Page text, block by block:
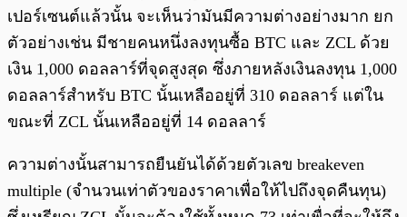
เปอร์เซนต์แล้วนั้น จะเห็นว่ามันมีความต่างอย่างมาก ยก
ตัวอย่างเช่น มีชายคนหนึ่งลงทุนซื้อ BTC และ ZCL ด้วย
เงิน 1,000 ดอลลาร์ที่จุดสูงสุด ซึ่งภายหลังเงินลงทุน 1,000
ดอลลาร์สำหรับ BTC นั้นเหลืออยู่ที่ 310 ดอลลาร์ แต่ใน
ขณะที่ ZCL นั้นเหลืออยู่ที่ 14 ดอลลาร์
ความต่างนั้นสามารถยืนยันได้ด้วยตัวเลข breakeven
multiple (จำนวนเท่าตัวของราคาเพื่อให้ไปถึงจุดคืนทุน)